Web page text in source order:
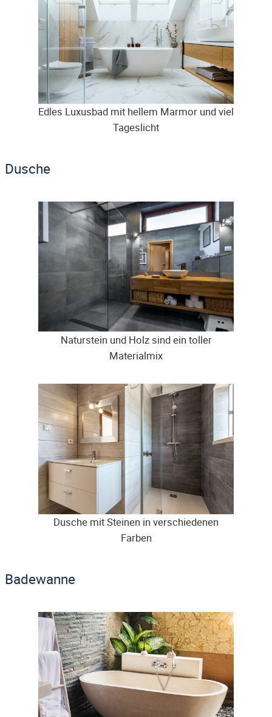
Edles Luxusbad mit hellem Marmor und viel
Tageslicht
Dusche
Naturstein und Holz sind ein toller
Materialmix
Dusche mit Steinen in verschiedenen
Farben
Badewanne